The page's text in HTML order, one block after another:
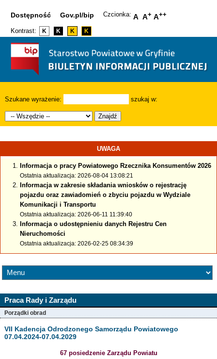
Dostępność Gov.pl/bip Czcionka: A A+ A++
Kontrast: K K K K
Szukane wyrażenie: szukaj w:
Znajdź
UWAGA
Informacja o pracy Powiatowego Rzecznika Konsumentów 2026
Ostatnia aktualizacja: 2026-08-04 13:08:21
Informacja w zakresie składania wniosków o rejestrację
pojazdu oraz zawiadomień o zbyciu pojazdu w Wydziale
Komunikacji i Transportu
Ostatnia aktualizacja: 2026-06-11 11:39:40
Informacja o udostępnieniu danych Rejestru Cen
Nieruchomości
Ostatnia aktualizacja: 2026-02-25 08:34:39
Praca Rady i Zarządu
Porządki obrad
VII Kadencja Odrodzonego Samorządu Powiatowego
07.04.2024-07.04.2029
67 posiedzenie Zarządu Powiatu